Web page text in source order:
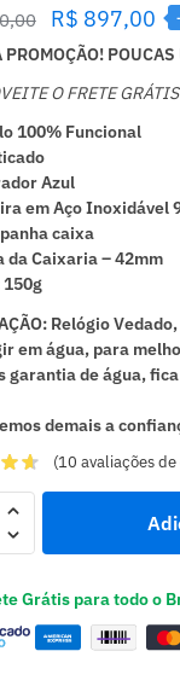
R$ 897,00
PROMOÇÃO!
O FRETE GRÁTIS
100% Funcional
Azul
em Aço Inoxidável
caixa
da Caixaria – 42mm
150g
Relógio
em água, para
garantia de água,
demais a
(10 avaliações
Grátis para todo o